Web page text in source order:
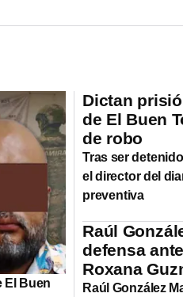
El Buen
Dictan
de El Buen
de robo
Tras ser
el director del
preventiva
Raúl
defensa
Roxana
Raúl González